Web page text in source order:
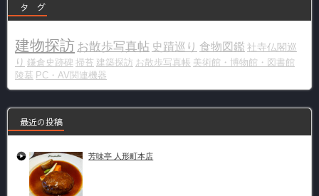
タ グ
建物探訪 お散歩写真帖 史蹟巡り 食物図鑑 社寺仏閣巡
り 鎌倉史跡碑 掃苔 建築探訪 お散歩写真帳 美術館・博物館・図書館
陵墓 PC・AV関連機器
最近の投稿
芳味亭 人形町本店